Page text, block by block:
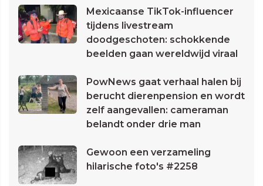
Mexicaanse TikTok-influencer
tijdens livestream
doodgeschoten: schokkende
beelden gaan wereldwijd viraal
PowNews gaat verhaal halen bij
berucht dierenpension en wordt
zelf aangevallen: cameraman
belandt onder drie man
Gewoon een verzameling
hilarische foto's #2258